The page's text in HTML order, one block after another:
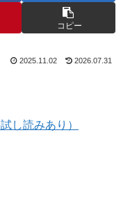
コピー
2025.11.02 2026.07.31
し読みあり）